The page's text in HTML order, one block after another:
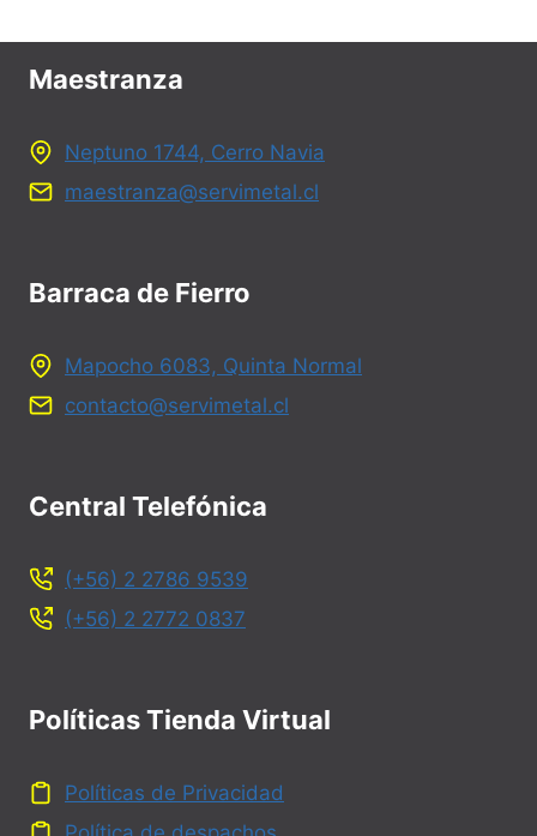
Maestranza
Neptuno 1744, Cerro Navia
maestranza@servimetal.cl
Barraca de Fierro
Mapocho 6083, Quinta Normal
contacto@servimetal.cl
Central Telefónica
(+56) 2 2786 9539
(+56) 2 2772 0837
Políticas Tienda Virtual
Políticas de Privacidad